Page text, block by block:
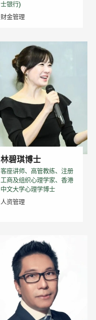
士银行)
财金管理
林碧琪博士
客座讲师、高管教练、注册
工商及组织心理学家、香港
中文大学心理学博士
人资管理